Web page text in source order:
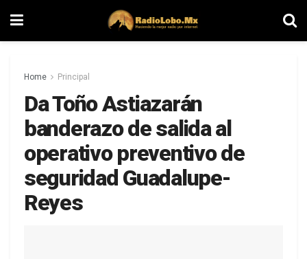
Home Principal
Da Toño Astiazarán
banderazo de salida al
operativo preventivo de
seguridad Guadalupe-
Reyes